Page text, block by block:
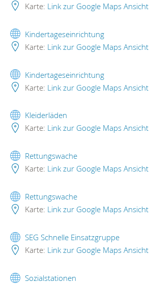
Karte: Link zur Google Maps Ansicht
Kindertageseinrichtung
Karte: Link zur Google Maps Ansicht
Kindertageseinrichtung
Karte: Link zur Google Maps Ansicht
Kleiderläden
Karte: Link zur Google Maps Ansicht
Rettungswache
Karte: Link zur Google Maps Ansicht
Rettungswache
Karte: Link zur Google Maps Ansicht
SEG Schnelle Einsatzgruppe
Karte: Link zur Google Maps Ansicht
Sozialstationen